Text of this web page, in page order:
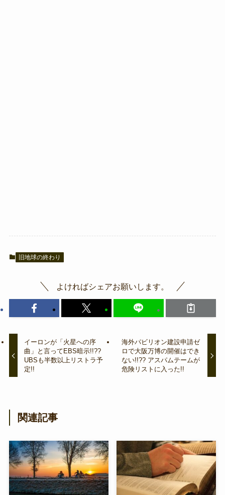
旧地球の終わり
よければシェアお願いします。
イーロンが「火星への序
曲」と言ってEBS暗示!!??
UBSも半数以上リストラ予
定!!
海外パビリオン建設申請ゼ
ロで大阪万博の開催はでき
ない!!?? アスパムテームが
危険リストに入った!!
関連記事